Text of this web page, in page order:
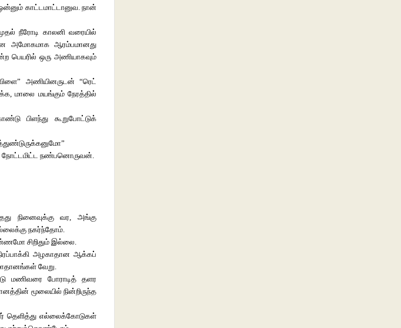
காட்டமாட்டானுவ. நான்
நீரோடி காலனி வரையில்
அமோகமாக ஆரம்பமானது
பெயரில் ஒரு அணியாகவும்
அணியினருடன் “ரெட்
மாலை மயங்கும் நேரத்தில்
பிளந்து கூறுபோட்டுக்
நோட்டமிட்ட நண்பனொருவன்.
நினைவுக்கு வர, அங்கு
நகர்ந்தோம்.
சிறிதும் இல்லை.
அழகாதான ஆக்கப்
வேறு.
மணிவரை போராடித் தளர
மூலையில் நின்றிருந்த
தெளித்து எல்லைக்கோடுகள்